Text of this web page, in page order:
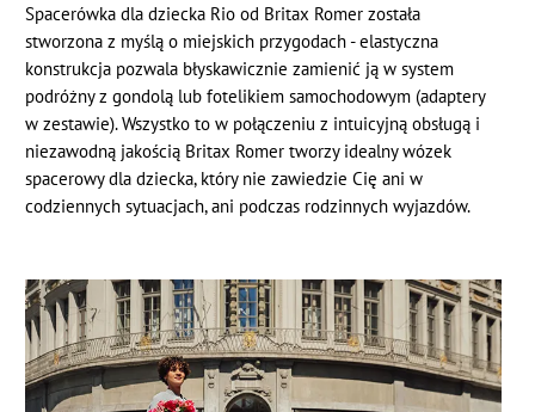
Spacerówka dla dziecka Rio od Britax Romer została
stworzona z myślą o miejskich przygodach - elastyczna
konstrukcja pozwala błyskawicznie zamienić ją w system
podróżny z gondolą lub fotelikiem samochodowym (adaptery
w zestawie). Wszystko to w połączeniu z intuicyjną obsługą i
niezawodną jakością Britax Romer tworzy idealny wózek
spacerowy dla dziecka, który nie zawiedzie Cię ani w
codziennych sytuacjach, ani podczas rodzinnych wyjazdów.